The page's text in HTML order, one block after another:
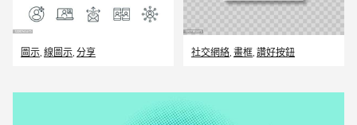
圖示, 線圖示, 分享 社交網絡, 畫框, 讚好按鈕